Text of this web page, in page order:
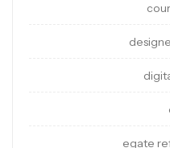
egate